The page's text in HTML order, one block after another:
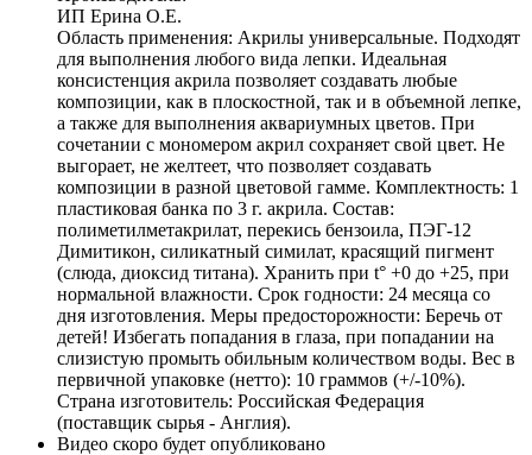
ИП Ерина О.Е.
Область применения: Акрилы универсальные. Подходят
для выполнения любого вида лепки. Идеальная
консистенция акрила позволяет создавать любые
композиции, как в плоскостной, так и в объемной лепке,
а также для выполнения аквариумных цветов. При
сочетании с мономером акрил сохраняет свой цвет. Не
выгорает, не желтеет, что позволяет создавать
композиции в разной цветовой гамме. Комплектность: 1
пластиковая банка по 3 г. акрила. Состав:
полиметилметакрилат, перекись бензоила, ПЭГ-12
Димитикон, силикатный симилат, красящий пигмент
(слюда, диоксид титана). Хранить при t° +0 до +25, при
нормальной влажности. Срок годности: 24 месяца со
дня изготовления. Меры предосторожности: Беречь от
детей! Избегать попадания в глаза, при попадании на
слизистую промыть обильным количеством воды. Вес в
первичной упаковке (нетто): 10 граммов (+/-10%).
Страна изготовитель: Российская Федерация
(поставщик сырья - Англия).
Видео скоро будет опубликовано